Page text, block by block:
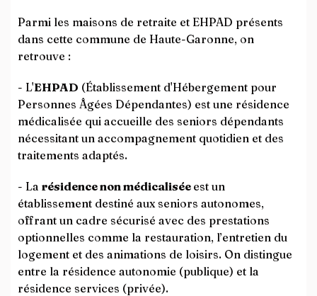
Parmi les maisons de retraite et EHPAD présents
dans cette commune de Haute-Garonne, on
retrouve :
- L'EHPAD (Établissement d'Hébergement pour
Personnes Âgées Dépendantes) est une résidence
médicalisée qui accueille des seniors dépendants
nécessitant un accompagnement quotidien et des
traitements adaptés.
- La résidence non médicalisée est un
établissement destiné aux seniors autonomes,
offrant un cadre sécurisé avec des prestations
optionnelles comme la restauration, l’entretien du
logement et des animations de loisirs. On distingue
entre la résidence autonomie (publique) et la
résidence services (privée).